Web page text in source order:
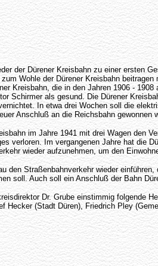
der Dürener Kreisbahn zu einer ersten
Wohle der Dürener Kreisbahn
Kreisbahn, die in den Jahren 1906 -
Schirmer als gesund. Die Dürener
In etwa drei Wochen soll die
Anschluß an die Reichsbahn gewonnen
im Jahre 1941 mit drei Wagen den
verloren. Im vergangenen Jahre hat die
wieder aufzunehmen, um den
den Straßenbahnverkehr wieder
soll. Auch soll ein Anschluß der Bahn
Dr. Grube einstimmig folgende
(Stadt Düren), Friedrich Pley